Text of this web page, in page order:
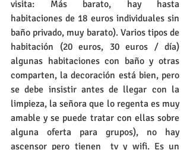
visita: Más barato, hay hasta
habitaciones de 18 euros individuales sin
baño privado, muy barato). Varios tipos de
habitación (20 euros, 30 euros / día)
algunas habitaciones con baño y otras
comparten, la decoración está bien, pero
se debe insistir antes de llegar con la
limpieza, la señora que lo regenta es muy
amable y se puede tratar con ellas sobre
alguna oferta para grupos), no hay
ascensor pero tienen  tv y wifi. Es un